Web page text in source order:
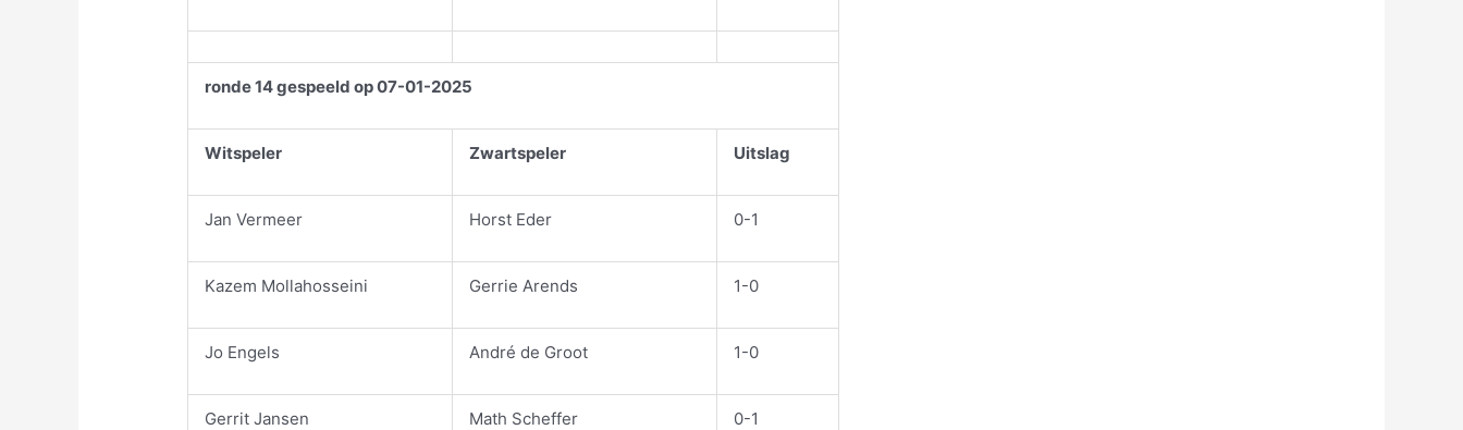
ronde 14 gespeeld op 07-01-2025
Witspeler Zwartspeler Uitslag
Jan Vermeer Horst Eder 0-1
Kazem Mollahosseini Gerrie Arends 1-0
Jo Engels André de Groot 1-0
Gerrit Jansen Math Scheffer 0-1